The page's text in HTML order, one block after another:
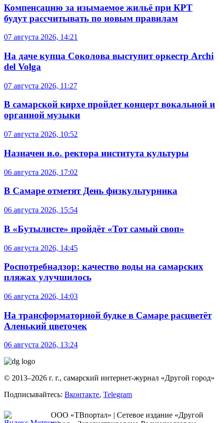
Компенсацию за изымаемое жильё при КРТ
будут рассчитывать по новым правилам
07 августа 2026, 14:21
На даче купца Соколова выступит оркестр Archi
del Volga
07 августа 2026, 11:27
В самарской кирхе пройдет концерт вокальной и
органной музыки
07 августа 2026, 10:52
Назначен и.о. ректора института культуры
06 августа 2026, 17:02
В Самаре отметят День физкультурника
06 августа 2026, 15:54
В «Бутылисте» пройдёт «Тот самый своп»
06 августа 2026, 14:45
Роспотребнадзор: качество воды на самарских
пляжах улучшилось
06 августа 2026, 14:03
На трансформаторной будке в Самаре расцветёт
Аленький цветочек
06 августа 2026, 13:24
© 2013–2026 г. г., самарский интернет-журнал «Другой город»
Подписывайтесь: Вконтакте, Telegram
ООО «ТВпортал» | Сетевое издание «Другой